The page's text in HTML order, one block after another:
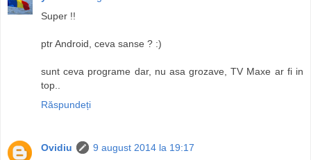
Super !!
ptr Android, ceva sanse ? :)
sunt ceva programe dar, nu asa grozave, TV Maxe ar fi in
top..
Răspundeți
Ovidiu
9 august 2014 la 19:17